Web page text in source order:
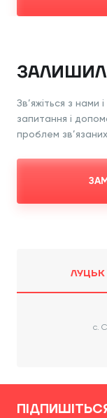
Зв’яжіться з нами
запитання і
проблем
ЛУЦЬК
с.